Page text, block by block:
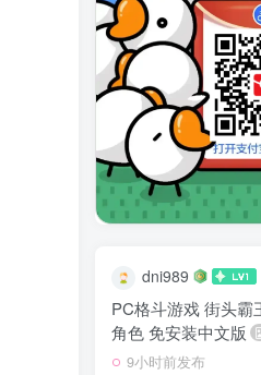
dni989
PC格斗游戏 街头霸
角色 免安装中文版
9小时前发布